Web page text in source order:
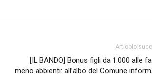
Articolo
[IL BANDO] Bonus figli da 1.000 alle
meno abbienti: all’albo del Comune